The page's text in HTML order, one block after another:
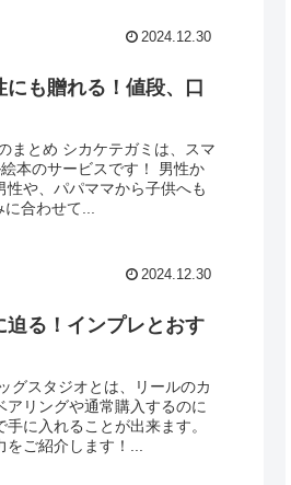
2024.12.30
にも贈れる！値段、口
まとめ シカケテガミは、スマ
本のサービスです！ 男性か
や、パパママから子供へも
合わせて...
2024.12.30
る！インプレとおす
グスタジオとは、リールのカ
リングや通常購入するのに
に入れることが出来ます。
ご紹介します！...